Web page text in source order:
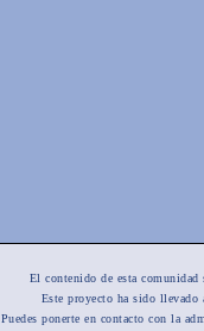
El contenido de esta
Este proyecto ha sido
Puedes ponerte en contacto con la